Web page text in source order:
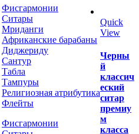
Фисгармонии
Ситары
Мриданги
Африканские барабаны
Диджериду
Сантур
Табла
Тампуры
Религиозная атрибутика
Флейты
Фисгармонии
Quick
View
Черны
й
классич
еский
ситар
премиу
м
класса